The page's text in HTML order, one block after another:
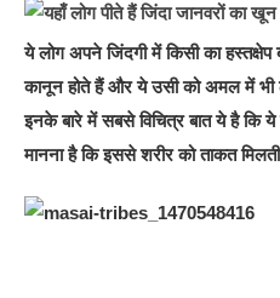
ये लोग अपने जिंदगी में किसी का
कानून होते हैं और ये उसी को अमल में भी
इनके बारे में सबसे विचित्र बात ये है कि
मानना है कि इससे शरीर को ताकत